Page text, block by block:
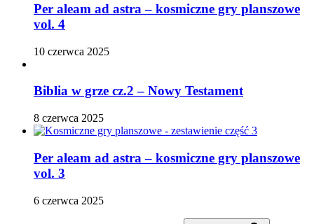
Per aleam ad astra – kosmiczne gry planszowe
vol. 4
10 czerwca 2025
Biblia w grze cz.2 – Nowy Testament
8 czerwca 2025
Per aleam ad astra – kosmiczne gry planszowe
vol. 3
6 czerwca 2025